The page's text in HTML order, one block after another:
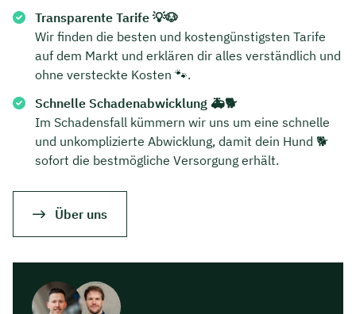
Transparente Tarife 💡🐶
Wir finden die besten und kostengünstigsten Tarife
auf dem Markt und erklären dir alles verständlich und
ohne versteckte Kosten 🐾.
Schnelle Schadenabwicklung 🚑🐕
Im Schadensfall kümmern wir uns um eine schnelle
und unkomplizierte Abwicklung, damit dein Hund 🐕
sofort die bestmögliche Versorgung erhält.
Über uns